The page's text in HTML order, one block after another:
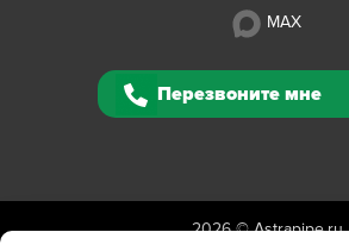
MAX
Перезвоните мне
2026 ©Astrapipe.ru